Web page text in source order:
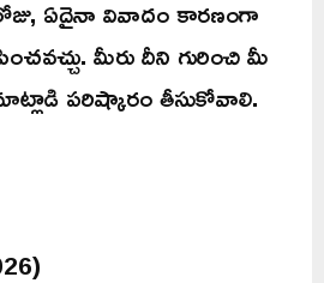
ఏదైనా వివాదం కారణంగా
మీరు దీని గురించి మీ
పరిష్కారం తీసుకోవాలి.